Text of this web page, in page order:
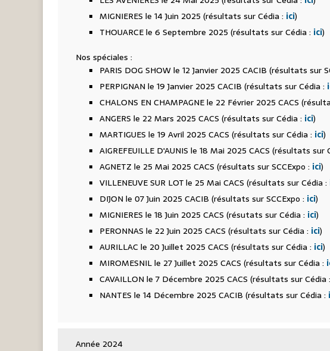
MIGNIERES le 14 Juin 2025 (résultats sur Cédia : ici)
THOUARCE le 6 Septembre 2025 (résultats sur Cédia : ici)
Nos spéciales :
PARIS DOG SHOW le 12 Janvier 2025 CACIB (résultats sur
PERPIGNAN le 19 Janvier 2025 CACIB (résultats sur Cédia :
CHALONS EN CHAMPAGNE le 22 Février 2025 CACS
ANGERS le 22 Mars 2025 CACS (résultats sur Cédia : ici)
MARTIGUES le 19 Avril 2025 CACS (résultats sur Cédia : ici)
AIGREFEUILLE D'AUNIS le 18 Mai 2025 CACS (résultats sur
AGNETZ le 25 Mai 2025 CACS (résultats sur SCCExpo : ici)
VILLENEUVE SUR LOT le 25 Mai CACS (résultats sur Cédia :
DIJON le 07 Juin 2025 CACIB (résultats sur SCCExpo : ici)
MIGNIERES le 18 Juin 2025 CACS (résutats sur Cédia : ici)
PERONNAS le 22 Juin 2025 CACS (résultats sur Cédia : ici)
AURILLAC le 20 Juillet 2025 CACS (résultats sur Cédia : ici)
MIROMESNIL le 27 Juillet 2025 CACS (résultats sur Cédia :
CAVAILLON le 7 Décembre 2025 CACS (résultats sur Cédia :
NANTES le 14 Décembre 2025 CACIB (résultats sur Cédia :
Année 2024